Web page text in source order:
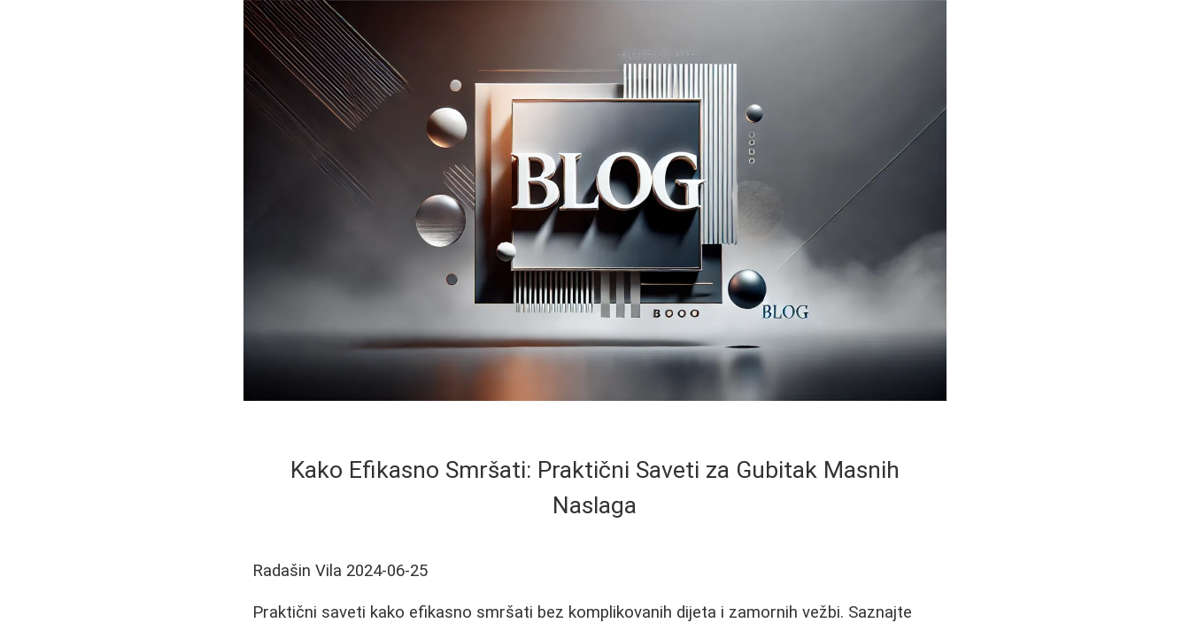
Kako Efikasno Smršati: Praktični Saveti za Gubitak Masnih
Naslaga
Radašin Vila 2024-06-25
Praktični saveti kako efikasno smršati bez komplikovanih dijeta i zamornih vežbi. Saznajte